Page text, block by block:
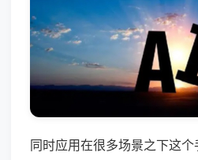
同时应用在很多场景之下这